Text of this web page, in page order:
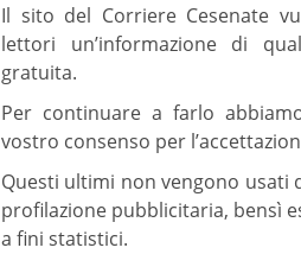
Il sito del Corriere Cesenate
lettori un’informazione di
gratuita.
Per continuare a farlo
vostro consenso per
Questi ultimi non vengono usati
profilazione pubblicitaria, bensì
a fini statistici.